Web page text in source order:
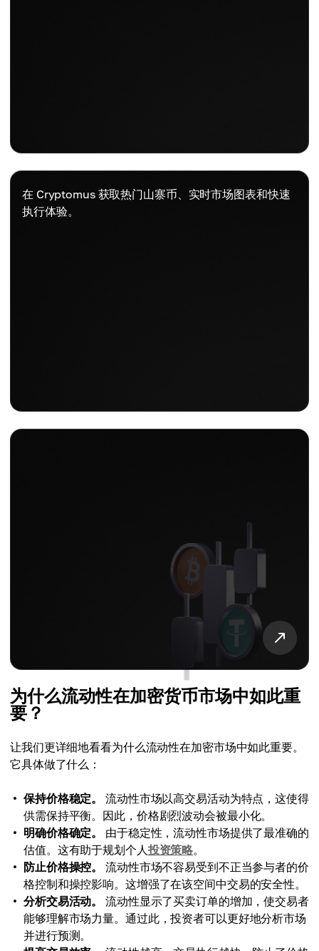
在 Cryptomus 获取热门山寨币、实时市场图表和快速
执行体验。
为什么流动性在加密货币市场中如此重
要？
让我们更详细地看看为什么流动性在加密市场中如此重要。
它具体做了什么：
保持价格稳定。
流动性市场以高交易活动为特点，这使得
供需保持平衡。因此，价格剧烈波动会被最小化。
明确价格确定。
由于稳定性，流动性市场提供了最准确的
估值。这有助于规划个人投资策略。
防止价格操控。
流动性市场不容易受到不正当参与者的价
格控制和操控影响。这增强了在该空间中交易的安全性。
分析交易活动。
流动性显示了买卖订单的增加，使交易者
能够理解市场力量。通过此，投资者可以更好地分析市场
并进行预测。